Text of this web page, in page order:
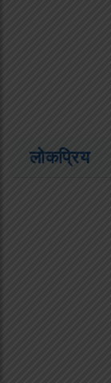
लोकप्रिय